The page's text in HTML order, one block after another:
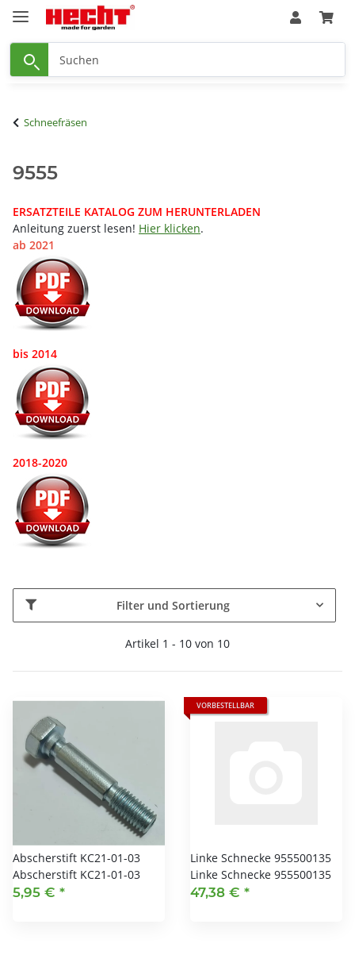
Schneefräsen
9555
ERSATZTEILE KATALOG ZUM HERUNTERLADEN
Anleitung zuerst lesen! Hier klicken.
ab 2021
bis 2014
2018-2020
Filter und Sortierung
Artikel 1 - 10 von 10
Abscherstift KC21-01-03
Abscherstift KC21-01-03
5,95 € *
VORBESTELLBAR
Linke Schnecke 955500135
Linke Schnecke 955500135
47,38 € *